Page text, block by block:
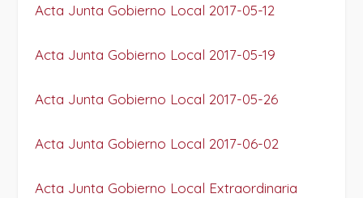
Acta Junta Gobierno Local 2017-05-12
Acta Junta Gobierno Local 2017-05-19
Acta Junta Gobierno Local 2017-05-26
Acta Junta Gobierno Local 2017-06-02
Acta Junta Gobierno Local Extraordinaria